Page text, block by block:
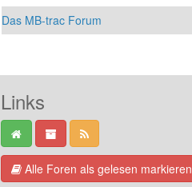
Das MB-trac Forum
Links
Alle Foren als gelesen markieren